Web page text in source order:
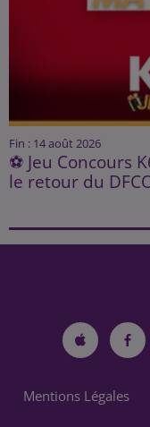
Fin : 14 août 2026
⚽ Jeu Concours
le retour du
Mentions Légales